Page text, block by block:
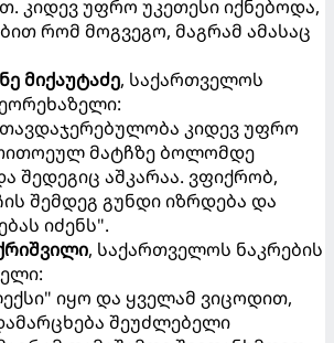
კიდევ უფრო უკეთესი იქნებოდა,
რომ მოგვეგო, მაგრამ ამასაც
მიქაუტაძე, საქართველოს
თავდაჯერებულობა კიდევ უფრო
მატჩზე ბოლომდე
შედეგიც აშკარაა. ვფიქრობ,
შემდეგ გუნდი იზრდება და
იძენს".
, საქართველოს ნაკრების
იყო და ყველამ ვიცოდით,
შეუძლებელი